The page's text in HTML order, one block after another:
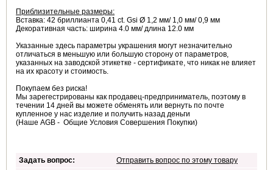
Приблизительные размеры:
Вставка: 42 бриллианта 0,41 ct. Gsi Ø 1,2 мм/ 1,0 мм/ 0,9 мм
Декоративная часть: ширина 4.0 мм/ длина 12.0 мм
Указанные здесь параметры украшения могут незначительно
отличаться в меньшую или большую сторону от параметров,
указанных на заводской этикетке - сертификате, что никак не влияет
на их красоту и стоимость.
Покупаем без риска!
Мы зарегестрированы как продавец-предприниматель, поэтому в
течении 14 дней вы можете обменять или вернуть по почте
купленное у нас изделие и получить назад деньги
(Наше AGB - Общие Условия Совершения Покупки)
Задать вопрос:
Отправить вопрос по этому товару